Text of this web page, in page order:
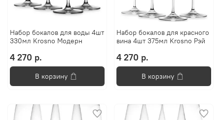
Набор бокалов для воды 4шт
330мл Krosno Модерн
4 270 р.
В корзину
Набор бокалов для красного
вина 4шт 375мл Krosno Рэй
4 270 р.
В корзину